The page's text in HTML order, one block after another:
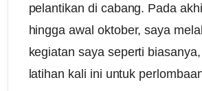
pelantikan di cabang. Pada
hingga awal oktober, saya
kegiatan saya seperti
latihan kali ini untuk